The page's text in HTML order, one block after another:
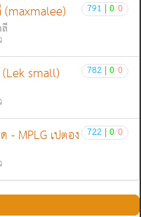
791 | 0/0
(maxmalee)
782 | 0/0
small)
722 | 0/0
- MPLG เปตอง